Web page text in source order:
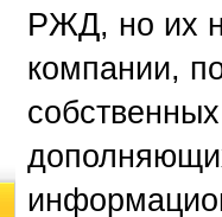
РЖД, но их
компании,